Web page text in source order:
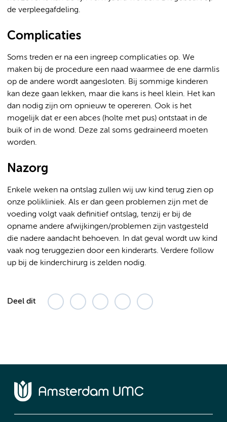
de verpleegafdeling.
Complicaties
Soms treden er na een ingreep complicaties op. We
maken bij de procedure een naad waarmee de ene darmlis
op de andere wordt aangesloten. Bij sommige kinderen
kan deze gaan lekken, maar die kans is heel klein. Het kan
dan nodig zijn om opnieuw te opereren. Ook is het
mogelijk dat er een abces (holte met pus) ontstaat in de
buik of in de wond. Deze zal soms gedraineerd moeten
worden.
Nazorg
Enkele weken na ontslag zullen wij uw kind terug zien op
onze polikliniek. Als er dan geen problemen zijn met de
voeding volgt vaak definitief ontslag, tenzij er bij de
opname andere afwijkingen/problemen zijn vastgesteld
die nadere aandacht behoeven. In dat geval wordt uw kind
vaak nog teruggezien door een kinderarts. Verdere follow
up bij de kinderchirurg is zelden nodig.
Deel dit